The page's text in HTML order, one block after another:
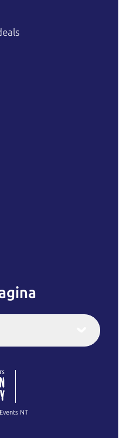
Italiano
繁體中文
NT